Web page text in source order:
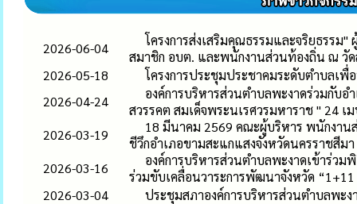
2026-06-04
โครงการส่งเสริมคุณธรรมและจริยธรร
สมาชิก อบต. และพนักงานส่วนท้องถิ่น ณ วัด
2026-05-18
โครงการประชุมประชาคมระดับตำบลเ
2026-04-24
องค์การบริหารส่วนตำบลพะงาดร่วมกับ
สวรรคต สมเด็จพระนเรศวรมหาราช " 24
2026-03-19
18 มีนาคม 2569 คณะผู้บริหาร พนักงาน
ชีวึกอำเภอขามสะแกแสงจังหวัดนครราชสีมา
2026-03-16
องค์การบริหารส่วนตำบลพะงาดเข้าร่ว
ร่วมขับเคลื่อนวาระการพัฒนาจังหวัด “1+11
2026-03-04
ประชุมสภาองค์การบริหารส่วนตำบลพะ